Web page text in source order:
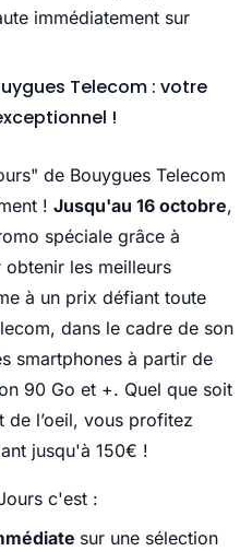
immédiatement sur
Telecom : votre
!
de Bouygues Telecom
! Jusqu'au 16 octobre,
spéciale grâce à
les meilleurs
à un prix défiant toute
dans le cadre de son
smartphones à partir de
90 Go et +. Quel que soit
de l’oeil, vous profitez
jusqu'à 150€ !
c'est :
sur une sélection